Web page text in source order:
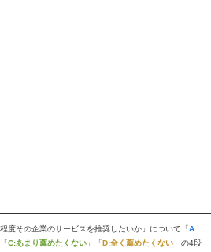
度その企業のサービスを推奨したいか」について「A:
C:あまり薦めたくない 」「D:全く薦めたくない 」の4段